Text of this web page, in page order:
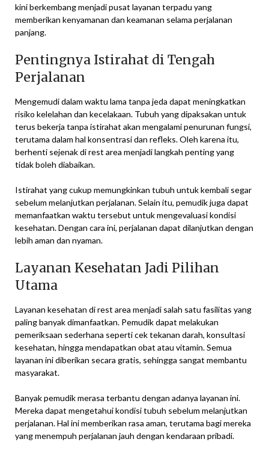
kini berkembang menjadi pusat layanan terpadu yang
memberikan kenyamanan dan keamanan selama perjalanan
panjang.
Pentingnya Istirahat di Tengah
Perjalanan
Mengemudi dalam waktu lama tanpa jeda dapat meningkatkan
risiko kelelahan dan kecelakaan. Tubuh yang dipaksakan untuk
terus bekerja tanpa istirahat akan mengalami penurunan fungsi,
terutama dalam hal konsentrasi dan refleks. Oleh karena itu,
berhenti sejenak di rest area menjadi langkah penting yang
tidak boleh diabaikan.
Istirahat yang cukup memungkinkan tubuh untuk kembali segar
sebelum melanjutkan perjalanan. Selain itu, pemudik juga dapat
memanfaatkan waktu tersebut untuk mengevaluasi kondisi
kesehatan. Dengan cara ini, perjalanan dapat dilanjutkan dengan
lebih aman dan nyaman.
Layanan Kesehatan Jadi Pilihan
Utama
Layanan kesehatan di rest area menjadi salah satu fasilitas yang
paling banyak dimanfaatkan. Pemudik dapat melakukan
pemeriksaan sederhana seperti cek tekanan darah, konsultasi
kesehatan, hingga mendapatkan obat atau vitamin. Semua
layanan ini diberikan secara gratis, sehingga sangat membantu
masyarakat.
Banyak pemudik merasa terbantu dengan adanya layanan ini.
Mereka dapat mengetahui kondisi tubuh sebelum melanjutkan
perjalanan. Hal ini memberikan rasa aman, terutama bagi mereka
yang menempuh perjalanan jauh dengan kendaraan pribadi.